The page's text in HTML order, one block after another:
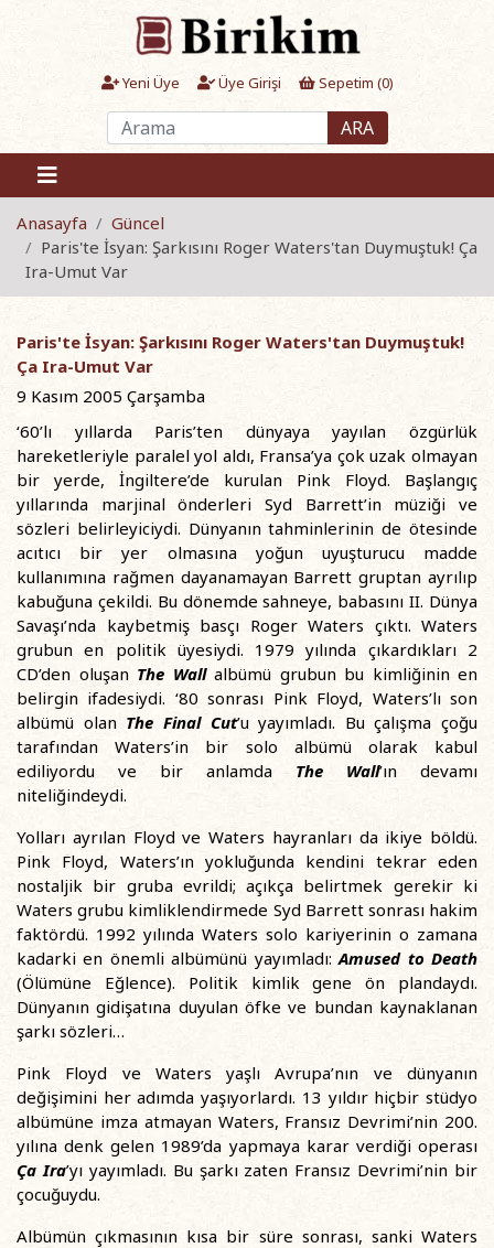
Yeni Üye Üye Girişi Sepetim (0)
ARA
Anasayfa
Güncel
Paris'te İsyan: Şarkısını Roger Waters'tan Duymuştuk! Ça
Ira-Umut Var
Paris'te İsyan: Şarkısını Roger Waters'tan Duymuştuk!
Ça Ira-Umut Var
9 Kasım 2005 Çarşamba
‘60’lı yıllarda Paris’ten dünyaya yayılan özgürlük
hareketleriyle paralel yol aldı, Fransa’ya çok uzak olmayan
bir yerde, İngiltere’de kurulan Pink Floyd. Başlangıç
yıllarında marjinal önderleri Syd Barrett’in müziği ve
sözleri belirleyiciydi. Dünyanın tahminlerinin de ötesinde
acıtıcı bir yer olmasına yoğun uyuşturucu madde
kullanımına rağmen dayanamayan Barrett gruptan ayrılıp
kabuğuna çekildi. Bu dönemde sahneye, babasını II. Dünya
Savaşı’nda kaybetmiş basçı Roger Waters çıktı. Waters
grubun en politik üyesiydi. 1979 yılında çıkardıkları 2
CD’den oluşan The Wall albümü grubun bu kimliğinin en
belirgin ifadesiydi. ‘80 sonrası Pink Floyd, Waters’lı son
albümü olan The Final Cut’u yayımladı. Bu çalışma çoğu
tarafından Waters’in bir solo albümü olarak kabul
ediliyordu ve bir anlamda The Wall’ın devamı
niteliğindeydi.
Yolları ayrılan Floyd ve Waters hayranları da ikiye böldü.
Pink Floyd, Waters’ın yokluğunda kendini tekrar eden
nostaljik bir gruba evrildi; açıkça belirtmek gerekir ki
Waters grubu kimliklendirmede Syd Barrett sonrası hakim
faktördü. 1992 yılında Waters solo kariyerinin o zamana
kadarki en önemli albümünü yayımladı:Amused to Death
(Ölümüne Eğlence). Politik kimlik gene ön plandaydı.
Dünyanın gidişatına duyulan öfke ve bundan kaynaklanan
şarkı sözleri…
Pink Floyd ve Waters yaşlı Avrupa’nın ve dünyanın
değişimini her adımda yaşıyorlardı. 13 yıldır hiçbir stüdyo
albümüne imza atmayan Waters, Fransız Devrimi’nin 200.
yılına denk gelen 1989’da yapmaya karar verdiği operası
Ça Ira’yı yayımladı. Bu şarkı zaten Fransız Devrimi’nin bir
çocuğuydu.
Albümün çıkmasının kısa bir süre sonrası, sanki Waters